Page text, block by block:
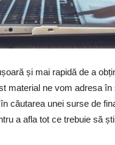
și mai rapidă de a
material ne vom adresa
căutarea unei surse de
a afla tot ce trebuie să